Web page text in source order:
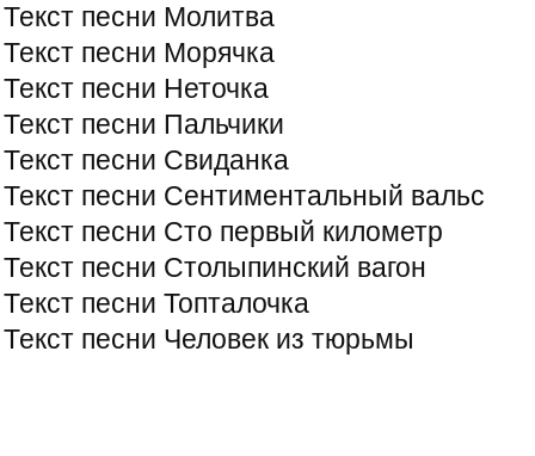
Текст песни Молитва
Текст песни Морячка
Текст песни Неточка
Текст песни Пальчики
Текст песни Свиданка
Текст песни Сентиментальный вальс
Текст песни Сто первый километр
Текст песни Столыпинский вагон
Текст песни Топталочка
Текст песни Человек из тюрьмы